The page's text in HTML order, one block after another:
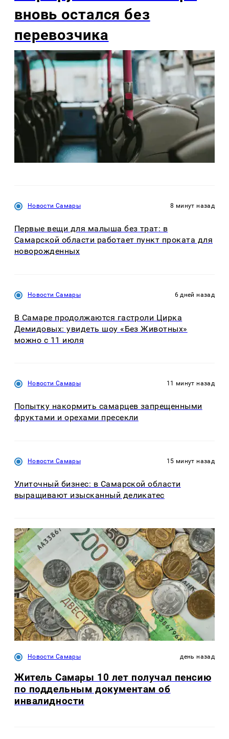
вновь остался без
перевозчика
Новости Самары 8 минут назад
Первые вещи для малыша без трат: в
Самарской области работает пункт проката для
новорожденных
Новости Самары 6 дней назад
В Самаре продолжаются гастроли Цирка
Демидовых: увидеть шоу «Без Животных»
можно с 11 июля
Новости Самары 11 минут назад
Попытку накормить самарцев запрещенными
фруктами и орехами пресекли
Новости Самары 15 минут назад
Улиточный бизнес: в Самарской области
выращивают изысканный деликатес
Новости Самары день назад
Житель Самары 10 лет получал пенсию
по поддельным документам об
инвалидности